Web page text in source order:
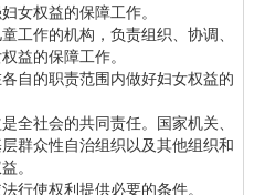
女权益的保障工作。
工作的机构，负责组织、协调、
益的保障工作。
自的职责范围内做好妇女权益的
社会的共同责任。国家机关、
群众性自治组织以及其他组织和
。
行使权利提供必要的条件。